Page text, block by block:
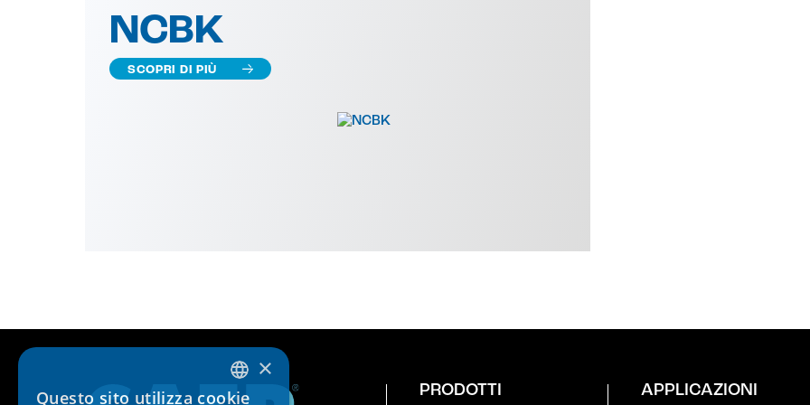
NCBK
SCOPRI DI PIÙ
PRODOTTI APPLICAZIONI
×
Questo sito utilizza cookie